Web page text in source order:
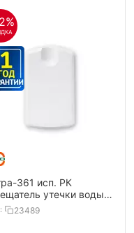
361 исп. РК
утечки воды,
23489